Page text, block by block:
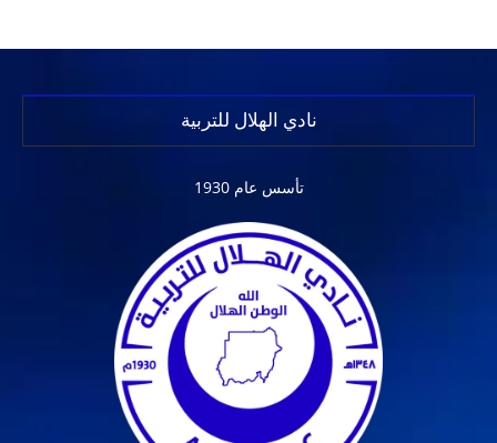
نادي الهلال للتربية
تأسس عام 1930